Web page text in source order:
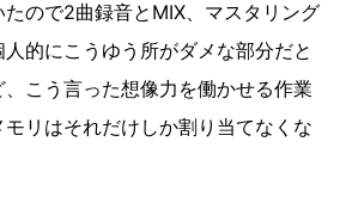
ので2曲録音とMIX、マスタリング
的にこうゆう所がダメな部分だと
こう言った想像力を働かせる作業
リはそれだけしか割り当てなくな